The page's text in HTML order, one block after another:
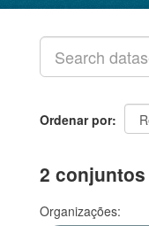
Ordenar por
2
Organizações: